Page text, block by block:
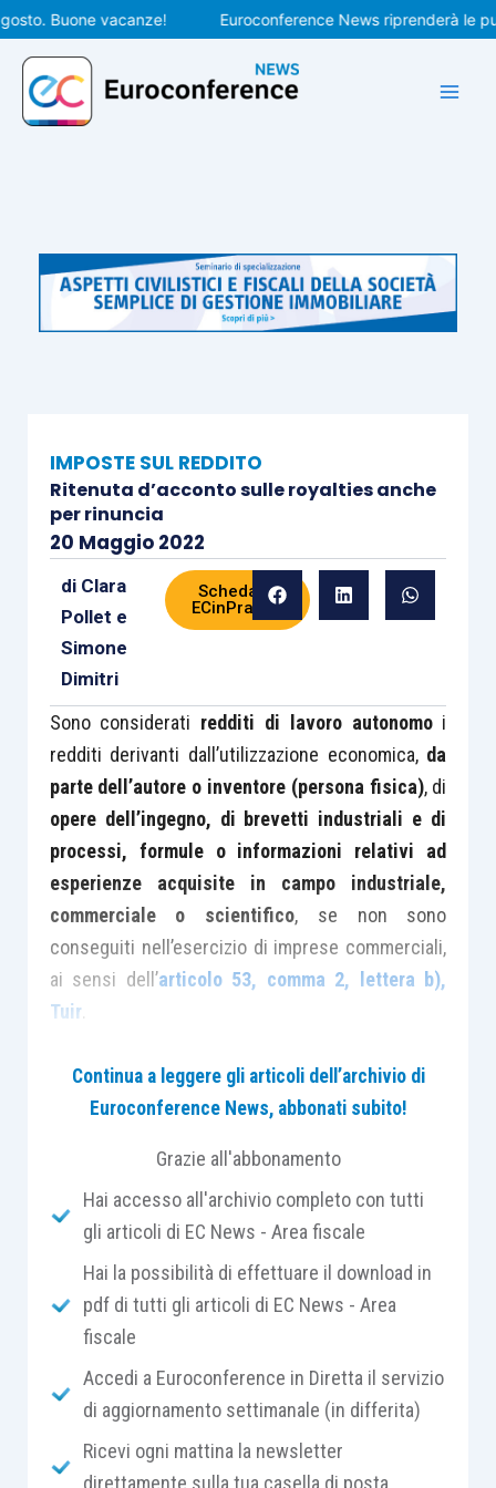
Vai
al
contenuto
Buone vacanze! Euroconference News riprenderà le
IMPOSTE SUL REDDITO
Ritenuta d’acconto sulle royalties anche
per rinuncia
20 Maggio 2022
di Clara
Pollet e
Simone
Dimitri
Scheda di
ECinPratica
Sono considerati redditi di lavoro autonomoi
redditi derivanti dall’utilizzazione economica, da
parte dell’autore o inventore (persona fisica), di
opere dell’ingegno, di brevetti industriali e di
processi, formule o informazioni relativi ad
esperienze acquisite in campo industriale,
commerciale o scientifico, se non sono
conseguiti nell’esercizio di imprese commerciali,
ai sensi dell’articolo 53, comma 2, lettera b),
Tuir.
La base imponibile di tassazione di tali redditi è
regolata dall’articolo 54, comma 8, Tuir: iproventi
delle spese, ovvero del 40 per cento se i relativi
compensi sono percepiti da soggetti di età
inferiore a 35 anni.
Su tale parte imponibile,
dei compensi, si opera laritenuta del 20 per
centoatitolo di acconto dell’Irpefdovuta dai
600/1973
Continua a leggere gli articoli dell’archivio di
Euroconference News, abbonati subito!
Grazie all'abbonamento
Hai accesso all'archivio completo con tutti
gli articoli di EC News - Area fiscale
Hai la possibilità di effettuare il download in
pdf di tutti gli articoli di EC News - Area
fiscale
Accedi a Euroconference in Diretta il servizio
di aggiornamento settimanale (in differita)
Ricevi ogni mattina la newsletter
direttamente sulla tua casella di posta